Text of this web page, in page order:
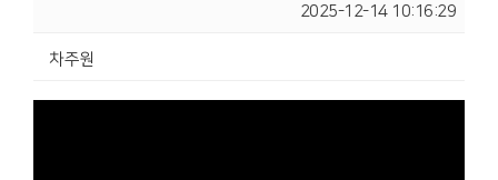
2025-12-14 10:16:29
차주원